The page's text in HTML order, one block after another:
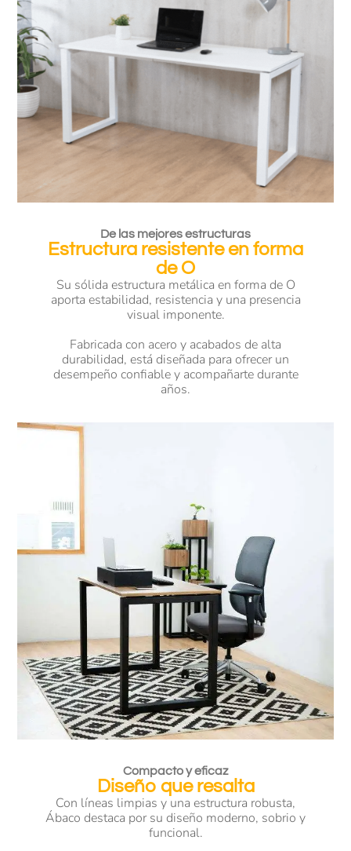
De las mejores estructuras
Estructura resistente en forma
de O
Su sólida estructura metálica en forma de O
aporta estabilidad, resistencia y una presencia
visual imponente.
Fabricada con acero y acabados de alta
durabilidad, está diseñada para ofrecer un
desempeño confiable y acompañarte durante
años.
Compacto y eficaz
Diseño que resalta
Con líneas limpias y una estructura robusta,
Ábaco destaca por su diseño moderno, sobrio y
funcional.